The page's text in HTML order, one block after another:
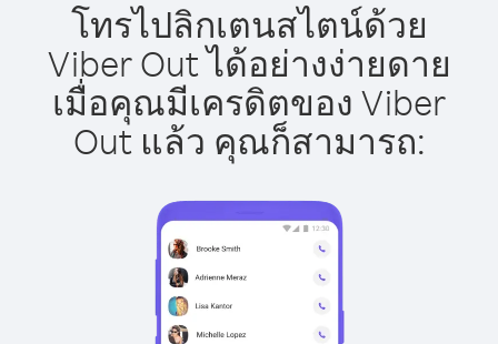
โทรไปลิกเตนสไตน์ด้วย
Viber Out ได้อย่างง่ายดาย
เมื่อคุณมีเครดิตของ Viber
Out แล้ว คุณก็สามารถ: